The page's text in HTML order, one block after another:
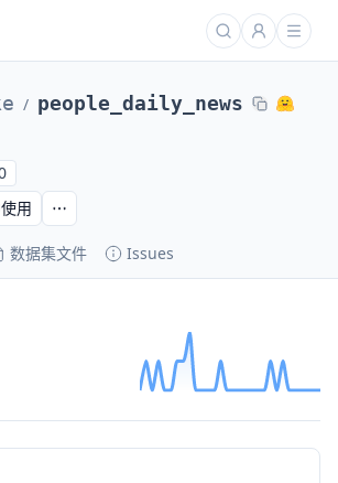
/ people_daily_news
数据集文件 Issues
用